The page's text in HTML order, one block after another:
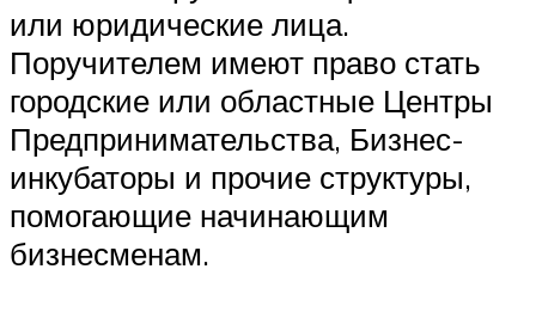
или юридические лица.
Поручителем имеют право стать
городские или областные Центры
Предпринимательства, Бизнес-
инкубаторы и прочие структуры,
помогающие начинающим
бизнесменам.